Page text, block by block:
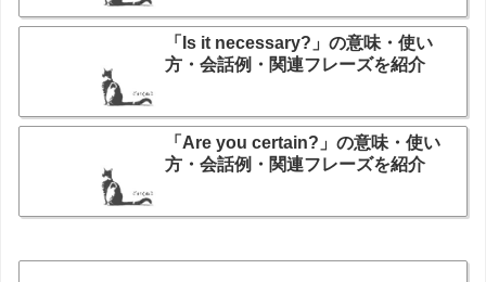
「Is it necessary?」の意味・使い
方・会話例・関連フレーズを紹介
「Are you certain?」の意味・使い
方・会話例・関連フレーズを紹介